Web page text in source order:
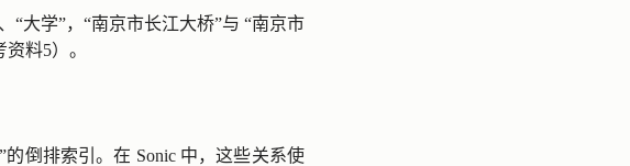
“大学”，“南京市长江大桥”与 “南京市
料5）。
的倒排索引。在 Sonic 中，这些关系使